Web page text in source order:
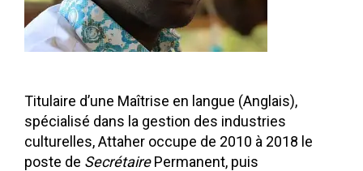
Titulaire d’une Maîtrise en langue (Anglais),
spécialisé dans la gestion des industries
culturelles, Attaher occupe de 2010 à 2018 le
poste de SecrétairePermanent, puis